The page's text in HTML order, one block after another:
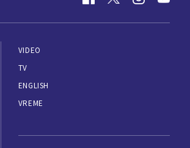
VIDEO
TV
ENGLISH
VREME